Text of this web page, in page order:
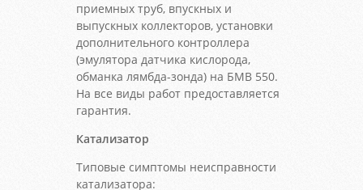
приемных труб, впускных и
выпускных коллекторов, установки
дополнительного контроллера
(эмулятора датчика кислорода,
обманка лямбда-зонда) на БМВ 550.
На все виды работ предоставляется
гарантия.
Катализатор
Типовые симптомы неисправности
катализатора: